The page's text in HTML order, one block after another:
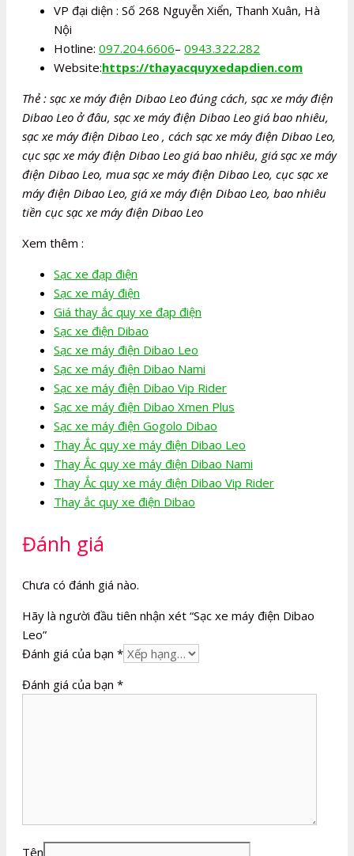
VP đại diện : Số 268 Nguyễn Xiển, Thanh Xuân, Hà
Nội
Hotline: 097.204.6606– 0943.322.282
Website:https://thayacquyxedapdien.com
Thẻ : sạc xe máy điện Dibao Leo đúng cách, sạc xe máy điện
Dibao Leo ở đâu, sạc xe máy điện Dibao Leo giá bao nhiêu,
sạc xe máy điện Dibao Leo , cách sạc xe máy điện Dibao Leo,
cục sạc xe máy điện Dibao Leo giá bao nhiêu, giá sạc xe máy
điện Dibao Leo, mua sạc xe máy điện Dibao Leo, cục sạc xe
máy điện Dibao Leo, giá xe máy điện Dibao Leo, bao nhiêu
tiền cục sạc xe máy điện Dibao Leo
Xem thêm :
Sạc xe đạp điện
Sạc xe máy điện
Giá thay ắc quy xe đạp điện
Sạc xe điện Dibao
Sạc xe máy điện Dibao Leo
Sạc xe máy điện Dibao Nami
Sạc xe máy điện Dibao Vip Rider
Sạc xe máy điện Dibao Xmen Plus
Sạc xe máy điện Gogolo Dibao
Thay Ắc quy xe máy điện Dibao Leo
Thay Ắc quy xe máy điện Dibao Nami
Thay Ắc quy xe máy điện Dibao Vip Rider
Thay ắc quy xe điện Dibao
Đánh giá
Chưa có đánh giá nào.
Hãy là người đầu tiên nhận xét “Sạc xe máy điện Dibao
Leo”
Đánh giá của bạn *
Đánh giá của bạn *
Tên